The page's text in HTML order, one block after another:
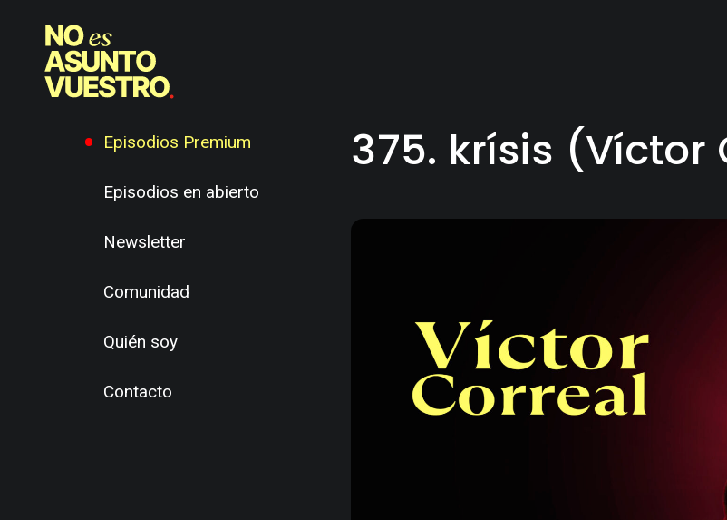
Episodios Premium
Episodios en abierto
Newsletter
Comunidad
Quién soy
Contacto
375. krísis (Víctor